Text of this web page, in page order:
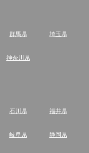
群馬県 埼玉県
神奈川県
石川県 福井県
岐阜県 静岡県